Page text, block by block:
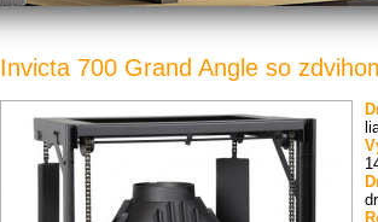
Invicta 700 Grand Angle so